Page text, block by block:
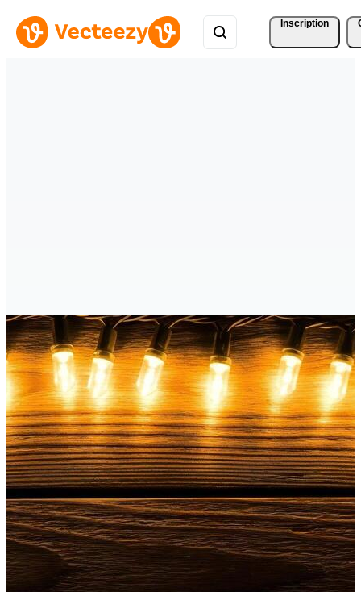
Inscription